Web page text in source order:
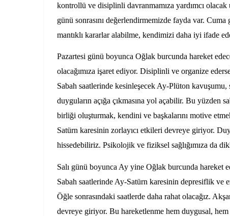
kontrollü ve disiplinli davranmamıza yardımcı
günü sonrasını değerlendirmemizde fayda var.
mantıklı kararlar alabilme, kendimizi daha iyi ifade
Pazartesi günü boyunca Oğlak burcunda hareket
olacağımıza işaret ediyor. Disiplinli ve organize
Sabah saatlerinde kesinleşecek Ay-Plüton
duyguların açığa çıkmasına yol açabilir. Bu yüzden
birliği oluşturmak, kendini ve başkalarını motive
Satürn karesinin zorlayıcı etkileri devreye giriyor.
hissedebiliriz. Psikolojik ve fiziksel sağlığımıza da
Salı günü boyunca Ay yine Oğlak burcunda hareket
Sabah saatlerinde Ay-Satürn karesinin depresiflik
Öğle sonrasındaki saatlerde daha rahat olacağız.
devreye giriyor. Bu hareketlenme hem duygusal,